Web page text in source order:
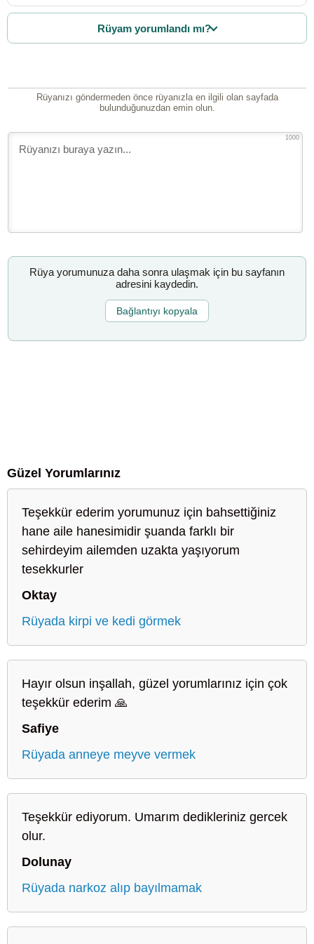
Rüyam yorumlandı mı?
Rüyanızı göndermeden önce rüyanızla en ilgili olan sayfada
bulunduğunuzdan emin olun.
1000
Rüya yorumunuza daha sonra ulaşmak için bu sayfanın
adresini kaydedin.
Bağlantıyı kopyala
Güzel Yorumlarınız
Teşekkür ederim yorumunuz için bahsettiğiniz
hane aile hanesimidir şuanda farklı bir
sehirdeyim ailemden uzakta yaşıyorum
tesekkurler
Oktay
Rüyada kirpi ve kedi görmek
Hayır olsun inşallah, güzel yorumlarınız için çok
teşekkür ederim 🙏
Safiye
Rüyada anneye meyve vermek
Teşekkür ediyorum. Umarım dedikleriniz gercek
olur.
Dolunay
Rüyada narkoz alıp bayılmamak